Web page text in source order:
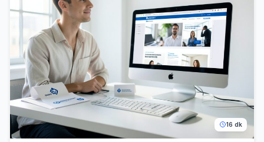
16 dk